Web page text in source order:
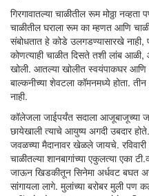
गिरगावातल्या चाळीतील रूम मोठ्ठा
चाळीतील घराला रूम का म्हणत आणि
संबोधतात हे कोडे उलगडण्यासारखे
कोणत्याही चाळीत दिसते तशी लांब आळी,
खोली. आतल्या खोलीत स्वयंपाकघर आणि
बाल्कनीच्या शेवटला कॉमनमध्ये होता.
नाही.
कॉलेजला जाईपर्यंत सदाला आजूबाजूच्या
छायेखाली त्याचे आयुष्य अगदी उबदार
जवळच्या मैदानावर खेळले जायचे.
चाळीतल्या शानबागांच्या एकुलत्या एका
जाऊन खिडकीतून सिनेमा अर्धवट बघत
सांगायला लागे. मुलांच्या बरोबर मुली